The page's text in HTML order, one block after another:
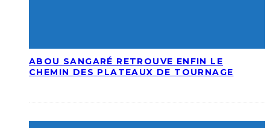
ABOU SANGARÉ RETROUVE ENFIN LE
CHEMIN DES PLATEAUX DE TOURNAGE